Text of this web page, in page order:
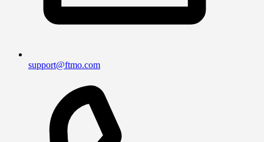
support@ftmo.com